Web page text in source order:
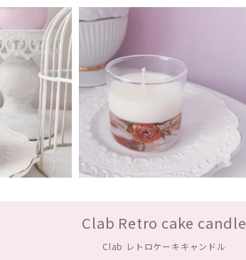
Clab Retro cake candle
Clab レトロケーキキャンドル